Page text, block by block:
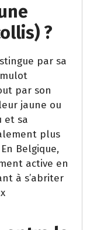
?
par sa
par son
jaune ou
et sa
plus
Belgique,
active en
à s’abriter